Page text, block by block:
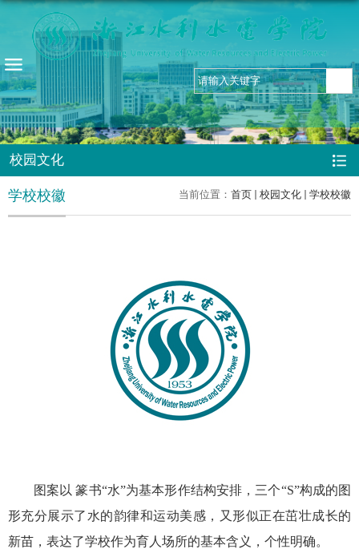
校园文化
当前位置： 首页 校园文化 学校校徽
学校校徽
图案以 篆书“水”为基本形作结构安排，三个“S”构成的图
形充分展示了水的韵律和运动美感，又形似正在茁壮成长的
新苗，表达了学校作为育人场所的基本含义，个性明确。